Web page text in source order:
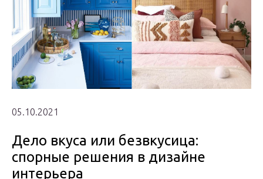
05.10.2021
Дело вкуса или безвкусица:
спорные решения в дизайне
интерьера